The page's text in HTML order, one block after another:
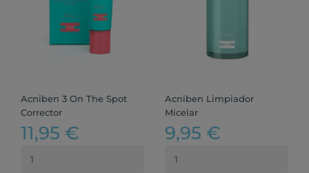
Acniben 3 On The Spot
Corrector
11,95 €
Acniben Limpiador
Micelar
9,95 €